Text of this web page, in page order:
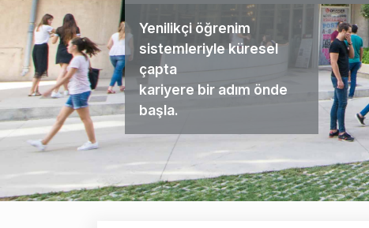
Yenilikçi öğrenim
sistemleriyle küresel
çapta
kariyere bir adım önde
başla.